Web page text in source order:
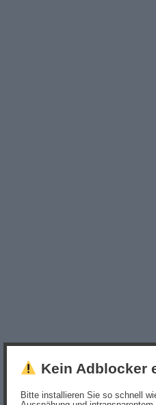
Kein Adblocker
Bitte installieren Sie so schnell